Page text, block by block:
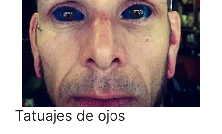
Tatuajes de ojos